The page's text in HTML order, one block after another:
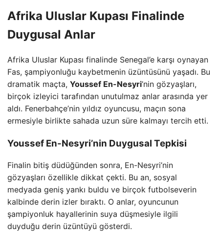
Afrika Uluslar Kupası Finalinde
Duygusal Anlar
Afrika Uluslar Kupası finalinde Senegal’e karşı oynayan
Fas, şampiyonluğu kaybetmenin üzüntüsünü yaşadı. Bu
dramatik maçta, Youssef En-Nesyri’nin gözyaşları,
birçok izleyici tarafından unutulmaz anlar arasında yer
aldı. Fenerbahçe’nin yıldız oyuncusu, maçın sona
ermesiyle birlikte sahada uzun süre kalmayı tercih etti.
Youssef En-Nesyri’nin Duygusal Tepkisi
Finalin bitiş düdüğünden sonra, En-Nesyri’nin
gözyaşları özellikle dikkat çekti. Bu an, sosyal
medyada geniş yankı buldu ve birçok futbolseverin
kalbinde derin izler bıraktı. O anlar, oyuncunun
şampiyonluk hayallerinin suya düşmesiyle ilgili
duyduğu derin üzüntüyü gösterdi.